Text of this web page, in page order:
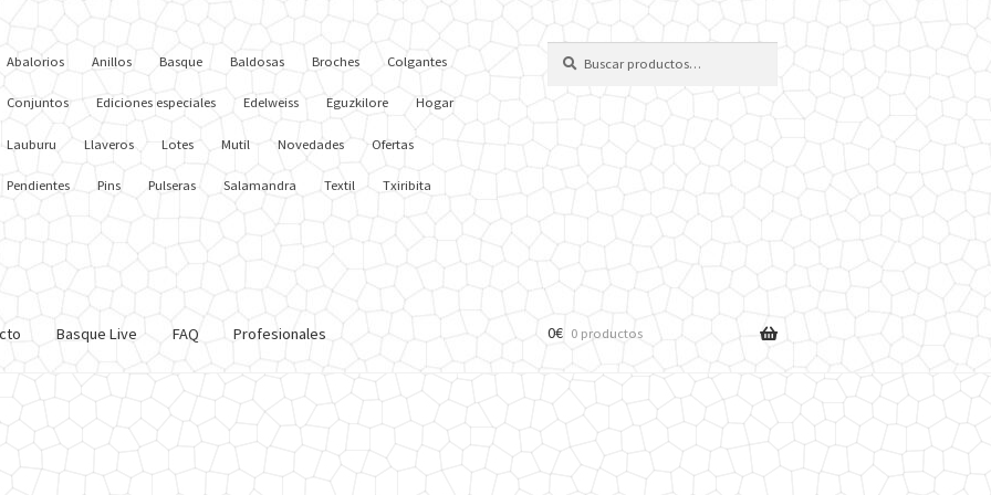
Abalorios Anillos Basque Baldosas Broches Colgantes
Conjuntos Ediciones especiales Edelweiss Eguzkilore Hogar
Lauburu Llaveros Lotes Mutil Novedades Ofertas
Pendientes Pins Pulseras Salamandra Textil Txiribita
por:
Basque Live FAQ Profesionales 0€ 0 productos